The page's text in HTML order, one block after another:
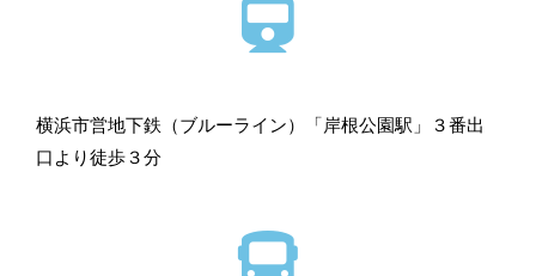
横浜市営地下鉄（ブルーライン）「岸根公園駅」３番出
口より徒歩３分